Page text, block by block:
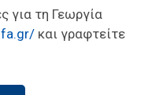
για τη Γεωργία
και γραφτείτε